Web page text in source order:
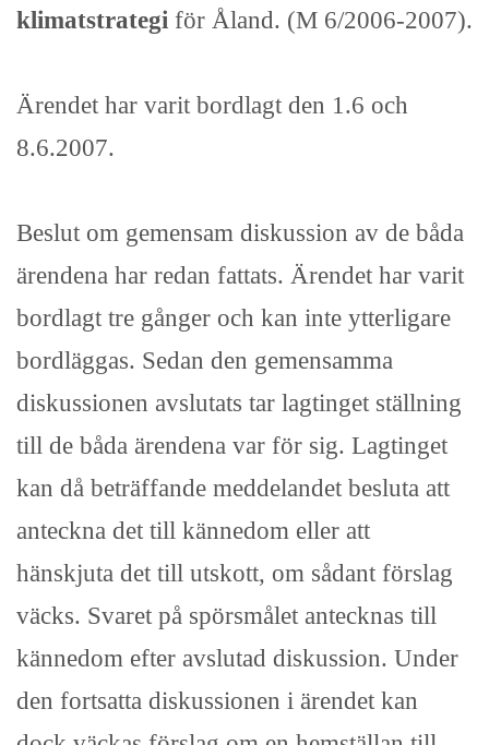
klimatstrategi för Åland. (M 6/2006-2007).
Ärendet har varit bordlagt den 1.6 och
8.6.2007.
Beslut om gemensam diskussion av de båda
ärendena har redan fattats. Ärendet har varit
bordlagt tre gånger och kan inte ytterligare
bordläggas. Sedan den gemensamma
diskussionen avslutats tar lagtinget ställning
till de båda ärendena var för sig. Lagtinget
kan då beträffande meddelandet besluta att
anteckna det till kännedom eller att
hänskjuta det till utskott, om sådant förslag
väcks. Svaret på spörsmålet antecknas till
kännedom efter avslutad diskussion. Under
den fortsatta diskussionen i ärendet kan